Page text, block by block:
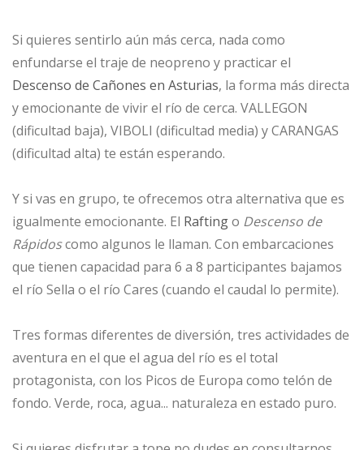
Si quieres sentirlo aún más cerca, nada como
enfundarse el traje de neopreno y practicar el
Descenso de Cañones en Asturias, la forma más directa
y emocionante de vivir el río de cerca. VALLEGON
(dificultad baja), VIBOLI (dificultad media) y CARANGAS
(dificultad alta) te están esperando.
Y si vas en grupo, te ofrecemos otra alternativa que es
igualmente emocionante. El Raftingo Descenso de
Rápidoscomo algunos le llaman. Con embarcaciones
que tienen capacidad para 6 a 8 participantes bajamos
el río Sella o el río Cares (cuando el caudal lo permite).
Tres formas diferentes de diversión, tres actividades de
aventura en el que el agua del río es el total
protagonista, con los Picos de Europa como telón de
fondo. Verde, roca, agua... naturaleza en estado puro.